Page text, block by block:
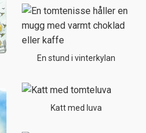
En stund i vinterkylan
Katt med luva